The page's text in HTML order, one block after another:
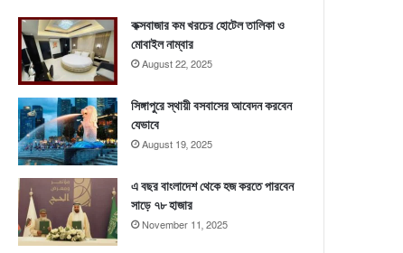
কক্সবাজার কম খরচের হোটেল তালিকা ও
মোবাইল নাম্বার
August 22, 2025
সিঙ্গাপুরে স্থায়ী বসবাসের আবেদন করবেন
যেভাবে
August 19, 2025
এ বছর বাংলাদেশ থেকে হজ করতে পারবেন
সাড়ে ৭৮ হাজার
November 11, 2025